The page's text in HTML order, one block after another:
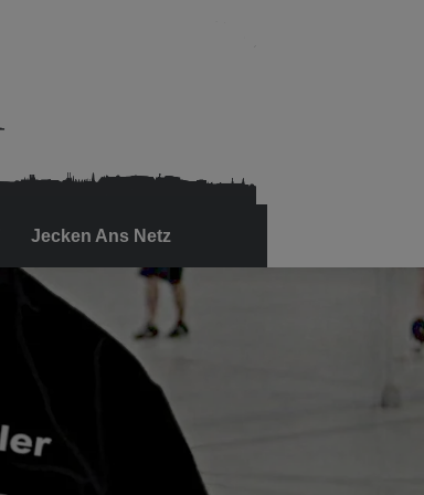
Jecken Ans Netz